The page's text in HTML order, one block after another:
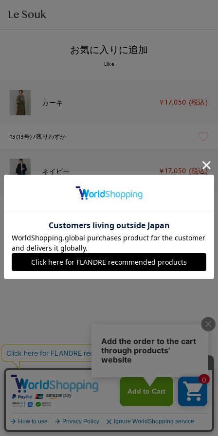
お気に入りに追加
Like
カーキ ￥17,050 (税込)
13(13号) 残りわずか
ネイビー ￥17,050 (税込)